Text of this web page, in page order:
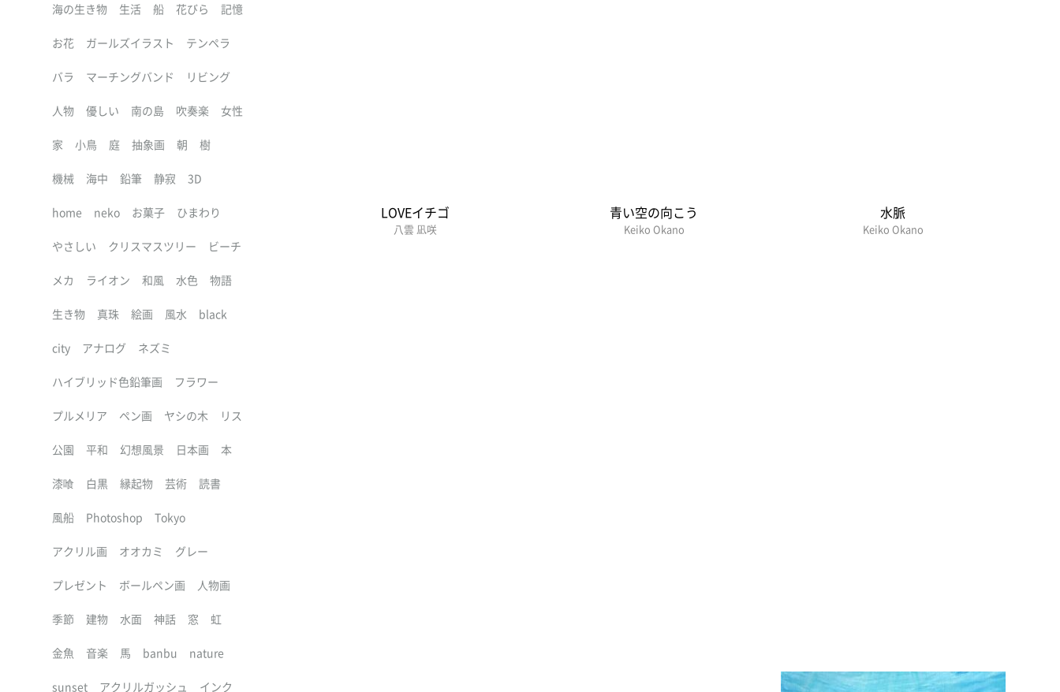
LOVEイチゴ
八雲 凪咲
青い空の向こう
Keiko Okano
水脈
Keiko Okano
海の生き物 生活 船 花びら 記憶
お花 ガールズイラスト テンペラ
バラ マーチングバンド リビング
人物 優しい 南の島 吹奏楽 女性
家 小鳥 庭 抽象画 朝 樹
機械 海中 鉛筆 静寂 3D
home neko お菓子 ひまわり
やさしい クリスマスツリー ビーチ
メカ ライオン 和風 水色 物語
生き物 真珠 絵画 風水 black
city アナログ ネズミ
ハイブリッド色鉛筆画 フラワー
プルメリア ペン画 ヤシの木 リス
公園 平和 幻想風景 日本画 本
漆喰 白黒 縁起物 芸術 読書
風船 Photoshop Tokyo
アクリル画 オオカミ グレー
プレゼント ボールペン画 人物画
季節 建物 水面 神話 窓 虹
金魚 音楽 馬 banbu nature
sunset アクリルガッシュ インク